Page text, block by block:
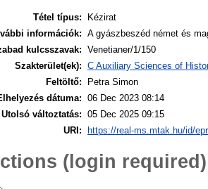
Tétel típus:
Kézirat
információk: A gyászbeszéd német és
kulcsszavak:
Venetianer/1/150
Szakterület(ek): C Auxiliary Sciences of
Feltöltő:
Petra Simon
dátuma: 06 Dec 2023 08:14
Utolsó változtatás: 05 Dec 2025 09:15
URI:
https://real-ms.mtak.hu/id/
(login required)